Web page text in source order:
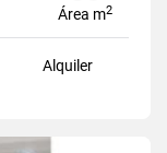
Área m2
Alquiler